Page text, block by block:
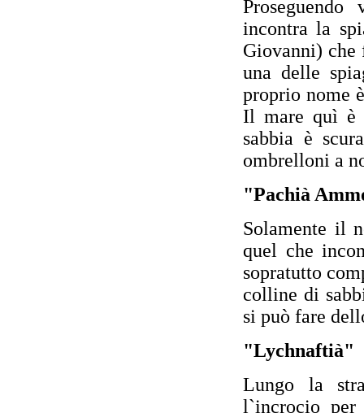
incontra la
Giovanni) che
una delle
proprio nome
Il mare quì è
sabbia è
ombrelloni a
"Pachià
Solamente il
quel che
sopratutto
colline di
si può fare
"Lychnaftià"
Lungo la
l`incrocio per